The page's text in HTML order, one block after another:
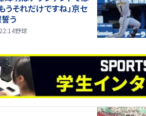
うそれだけですね」京セ
う
野球